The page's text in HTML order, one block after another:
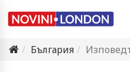
България